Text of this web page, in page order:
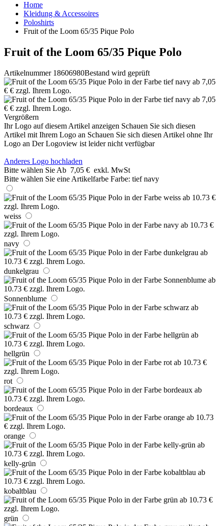
Home
Kleidung & Accessoires
Poloshirts
Fruit of the Loom 65/35 Pique Polo
Fruit of the Loom 65/35 Pique Polo
Artikelnummer 18606980Bestand wird geprüft
Vergrößern
Ihr Logo auf diesem Artikel anzeigen Schauen Sie sich diesen
Artikel mit Ihrem Logo an Schauen Sie sich diesen Artikel ohne Ihr
Logo an Der Logoview ist leider nicht verfügbar
Anderes Logo hochladen
Bitte wählen Sie Ab 7,05 € exkl. MwSt
Bitte wählen Sie eine Artikelfarbe Farbe: tief navy
weiss
navy
dunkelgrau
Sonnenblume
schwarz
hellgrün
rot
bordeaux
orange
kelly-grün
kobaltblau
grün